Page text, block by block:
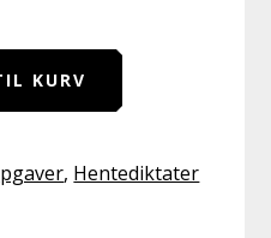
KURV
, Hentediktater